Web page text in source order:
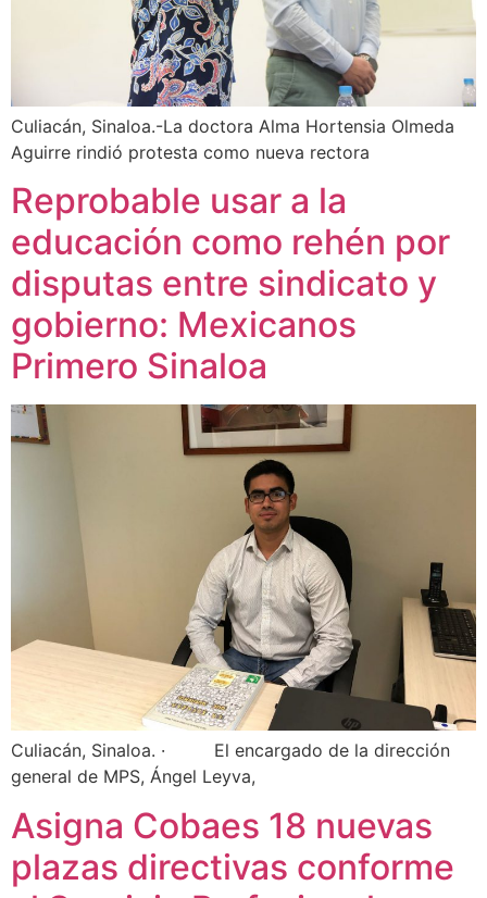
Culiacán, Sinaloa.-La doctora Alma Hortensia Olmeda
Aguirre rindió protesta como nueva rectora
Reprobable usar a la
educación como rehén por
disputas entre sindicato y
gobierno: Mexicanos
Primero Sinaloa
Culiacán, Sinaloa. · El encargado de la dirección
general de MPS, Ángel Leyva,
Asigna Cobaes 18 nuevas
plazas directivas conforme